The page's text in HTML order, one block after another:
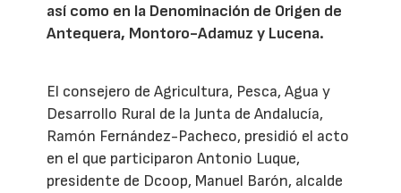
así como en la Denominación de Origen de
Antequera, Montoro-Adamuz y Lucena.
El consejero de Agricultura, Pesca, Agua y
Desarrollo Rural de la Junta de Andalucía,
Ramón Fernández-Pacheco, presidió el acto
en el que participaron Antonio Luque,
presidente de Dcoop, Manuel Barón, alcalde